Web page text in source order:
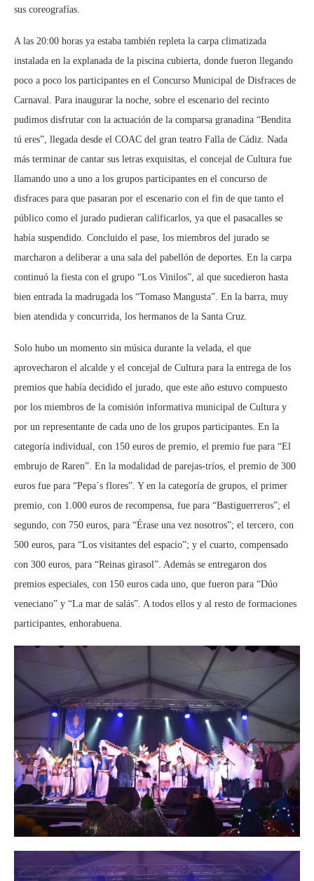
sus coreografías.
A las 20:00 horas ya estaba también repleta la carpa climatizada
instalada en la explanada de la piscina cubierta, donde fueron llegando
poco a poco los participantes en el Concurso Municipal de Disfraces de
Carnaval. Para inaugurar la noche, sobre el escenario del recinto
pudimos disfrutar con la actuación de la comparsa granadina “Bendita
tú eres”, llegada desde el COAC del gran teatro Falla de Cádiz. Nada
más terminar de cantar sus letras exquisitas, el concejal de Cultura fue
llamando uno a uno a los grupos participantes en el concurso de
disfraces para que pasaran por el escenario con el fin de que tanto el
público como el jurado pudieran calificarlos, ya que el pasacalles se
había suspendido. Concluido el pase, los miembros del jurado se
marcharon a deliberar a una sala del pabellón de deportes. En la carpa
continuó la fiesta con el grupo “Los Vinilos”, al que sucedieron hasta
bien entrada la madrugada los “Tomaso Mangusta”. En la barra, muy
bien atendida y concurrida, los hermanos de la Santa Cruz.
Solo hubo un momento sin música durante la velada, el que
aprovecharon el alcalde y el concejal de Cultura para la entrega de los
premios que había decidido el jurado, que este año estuvo compuesto
por los miembros de la comisión informativa municipal de Cultura y
por un representante de cada uno de los grupos participantes. En la
categoría individual, con 150 euros de premio, el premio fue para “El
embrujo de Raren”. En la modalidad de parejas-tríos, el premio de 300
euros fue para “Pepa´s flores”. Y en la categoría de grupos, el primer
premio, con 1.000 euros de recompensa, fue para “Bastiguerreros”; el
segundo, con 750 euros, para “Érase una vez nosotros”; el tercero, con
500 euros, para “Los visitantes del espacio”; y el cuarto, compensado
con 300 euros, para “Reinas girasol”. Además se entregaron dos
premios especiales, con 150 euros cada uno, que fueron para “Dúo
veneciano” y “La mar de salás”. A todos ellos y al resto de formaciones
participantes, enhorabuena.